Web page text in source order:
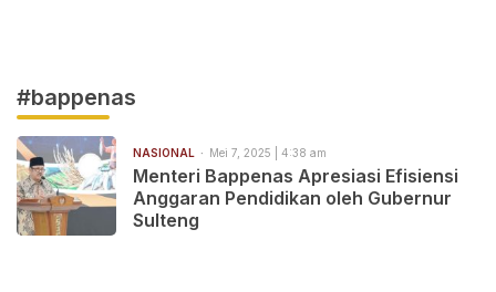
#bappenas
NASIONAL Mei 7, 2025 | 4:38 am
Menteri Bappenas Apresiasi Efisiensi
Anggaran Pendidikan oleh Gubernur
Sulteng